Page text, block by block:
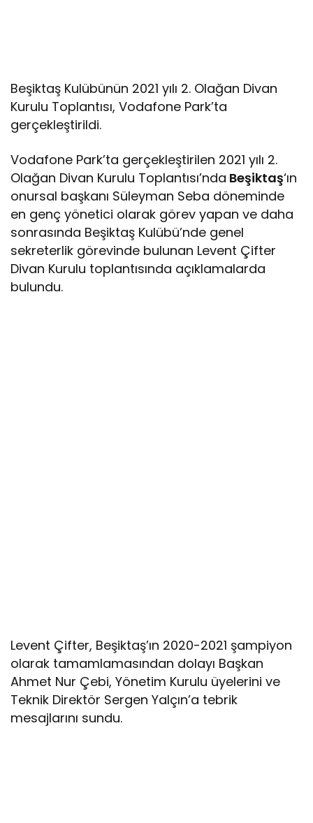
Beşiktaş Kulübünün 2021 yılı 2. Olağan Divan
Kurulu Toplantısı, Vodafone Park’ta
gerçekleştirildi.
Vodafone Park’ta gerçekleştirilen 2021 yılı 2.
Olağan Divan Kurulu Toplantısı’nda Beşiktaş‘ın
onursal başkanı Süleyman Seba döneminde
en genç yönetici olarak görev yapan ve daha
sonrasında Beşiktaş Kulübü’nde genel
sekreterlik görevinde bulunan Levent Çifter
Divan Kurulu toplantısında açıklamalarda
bulundu.
Levent Çifter, Beşiktaş’ın 2020-2021 şampiyon
olarak tamamlamasından dolayı Başkan
Ahmet Nur Çebi, Yönetim Kurulu üyelerini ve
Teknik Direktör Sergen Yalçın’a tebrik
mesajlarını sundu.